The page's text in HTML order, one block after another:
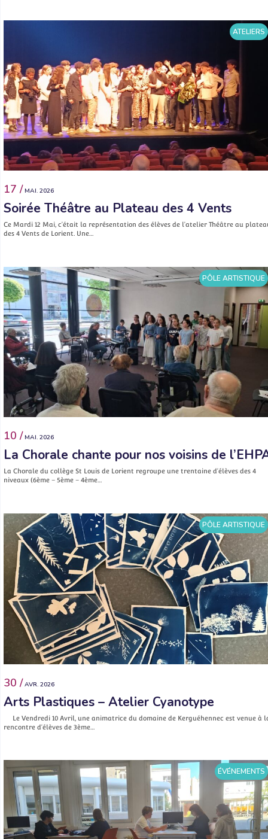
ATELIERS
17 / MAI. 2026
Soirée Théâtre au Plateau des 4 Vents
Ce Mardi 12 Mai, c’était la représentation des élèves de l’atelier Théâtre au
des 4 Vents de Lorient. Une…
PÔLE ARTISTIQUE
10 / MAI. 2026
La Chorale chante pour nos voisins de
La Chorale du collège St Louis de Lorient regroupe une trentaine d’élèves des 4
niveaux (6ème – 5ème – 4ème…
PÔLE ARTISTIQUE
30 / AVR. 2026
Arts Plastiques – Atelier Cyanotype
Le Vendredi 10 Avril, une animatrice du domaine de Kerguéhennec est venue à
rencontre d’élèves de 3ème…
ÉVÉNEMENTS